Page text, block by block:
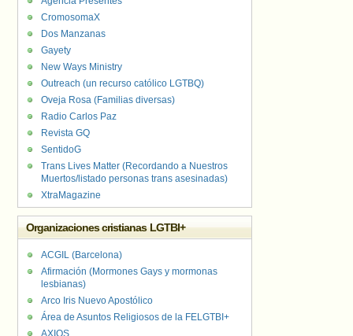
CromosomaX
Dos Manzanas
Gayety
New Ways Ministry
Outreach (un recurso católico LGTBQ)
Oveja Rosa (Familias diversas)
Radio Carlos Paz
Revista GQ
SentidoG
Trans Lives Matter (Recordando a Nuestros
Muertos/listado personas trans asesinadas)
XtraMagazine
Organizaciones cristianas LGTBI+
ACGIL (Barcelona)
Afirmación (Mormones Gays y mormonas
lesbianas)
Arco Iris Nuevo Apostólico
Área de Asuntos Religiosos de la FELGTBI+
AXIOS